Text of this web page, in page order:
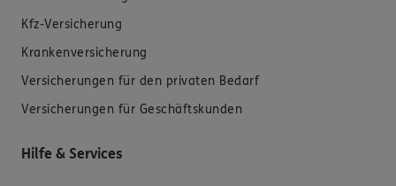
Kfz-Versicherung
Krankenversicherung
Versicherungen für den privaten Bedarf
Versicherungen für Geschäftskunden
Hilfe & Services